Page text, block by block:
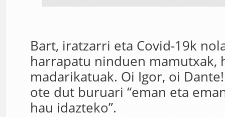
Bart, iratzarri eta Covid-19k
harrapatu ninduen mamutxak,
madarikatuak. Oi Igor, oi
ote dut buruari “eman eta
hau idazteko”.